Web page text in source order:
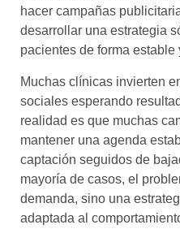
hacer campañas
desarrollar una estrategia
pacientes de forma
Muchas clínicas invierten
sociales esperando
realidad es que muchas
mantener una agenda
captación seguidos de
mayoría de casos, el
demanda, sino una
adaptada al